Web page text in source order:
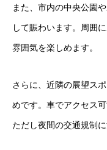
また、市内の中央公園
して賑わいます。周囲
雰囲気を楽しめます。
さらに、近隣の展望ス
めです。車でアクセス
ただし夜間の交通規制